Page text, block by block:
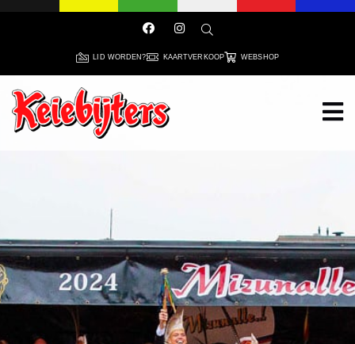
LID WORDEN? KAARTVERKOOP WEBSHOP